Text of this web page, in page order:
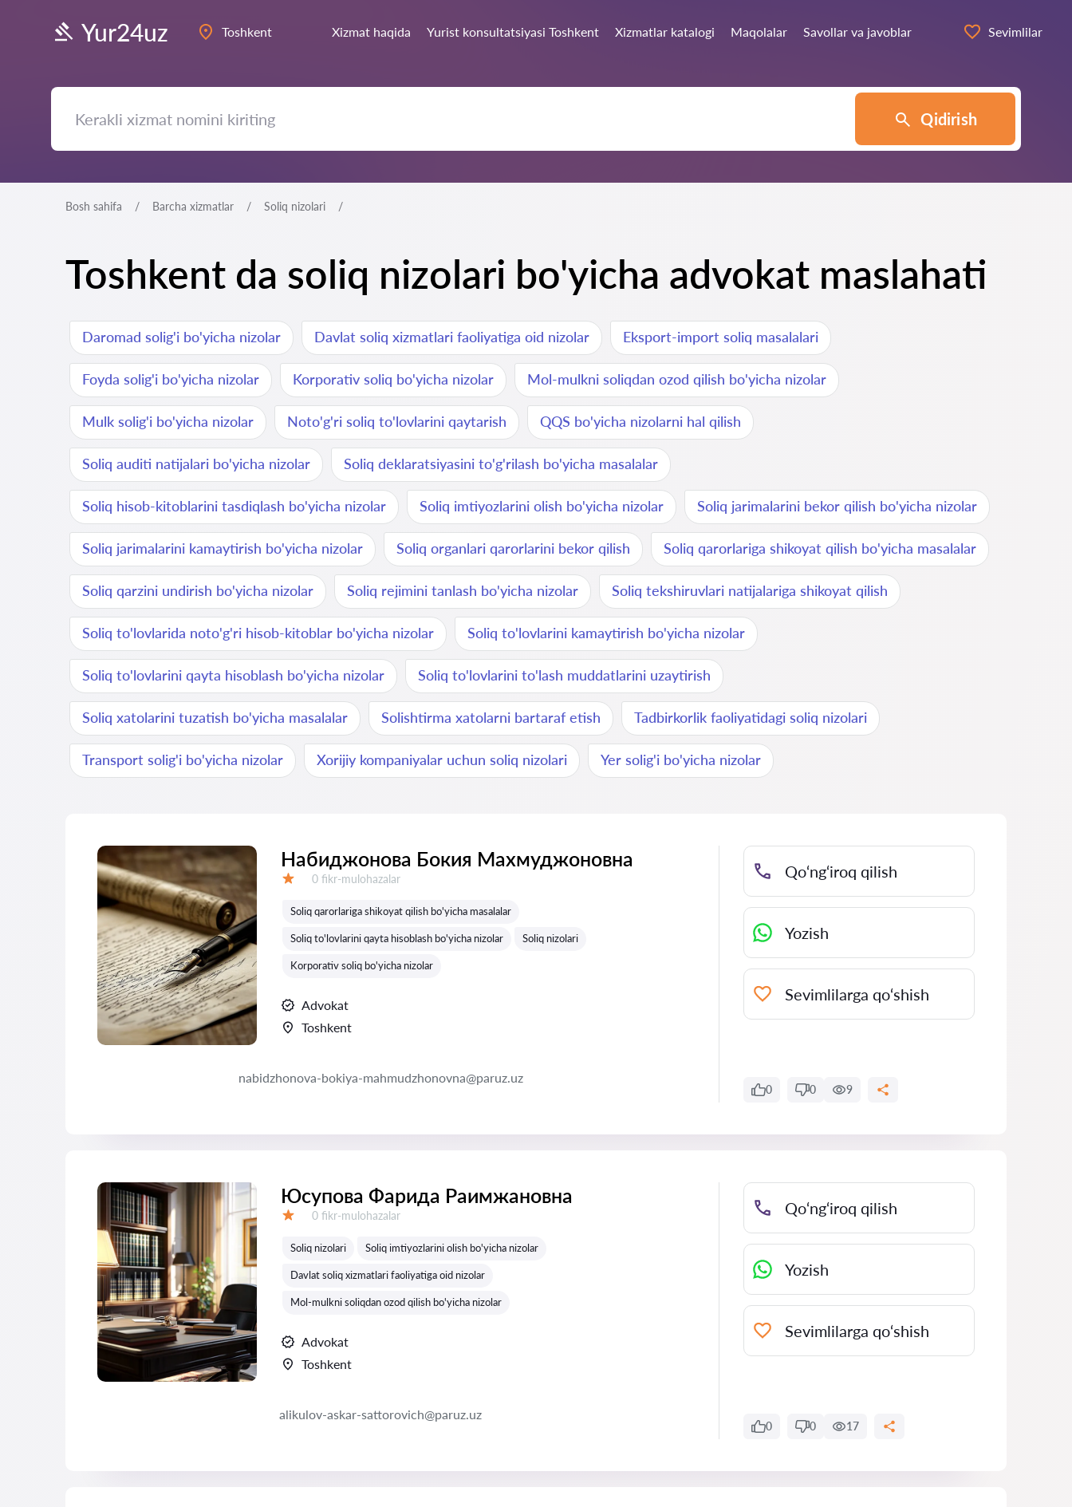
Yur24uz Toshkent Xizmat haqida Yurist konsultatsiyasi Toshkent Xizmatlar katalogi Maqolalar Savollar va javoblar Sevimlilar
Qidirish
Bosh sahifa Barcha xizmatlar Soliq nizolari
Toshkent da soliq nizolari bo'yicha advokat maslahati
Daromad solig'i bo'yicha nizolar Davlat soliq xizmatlari faoliyatiga oid nizolar Eksport-import soliq masalalari
Foyda solig'i bo'yicha nizolar Korporativ soliq bo'yicha nizolar Mol-mulkni soliqdan ozod qilish bo'yicha nizolar
Mulk solig'i bo'yicha nizolar Noto'g'ri soliq to'lovlarini qaytarish QQS bo'yicha nizolarni hal qilish
Soliq auditi natijalari bo'yicha nizolar Soliq deklaratsiyasini to'g'rilash bo'yicha masalalar
Soliq hisob-kitoblarini tasdiqlash bo'yicha nizolar Soliq imtiyozlarini olish bo'yicha nizolar Soliq jarimalarini bekor qilish bo'yicha nizolar
Soliq jarimalarini kamaytirish bo'yicha nizolar Soliq organlari qarorlarini bekor qilish Soliq qarorlariga shikoyat qilish bo'yicha masalalar
Soliq qarzini undirish bo'yicha nizolar Soliq rejimini tanlash bo'yicha nizolar Soliq tekshiruvlari natijalariga shikoyat qilish
Soliq to'lovlarida noto'g'ri hisob-kitoblar bo'yicha nizolar Soliq to'lovlarini kamaytirish bo'yicha nizolar
Soliq to'lovlarini qayta hisoblash bo'yicha nizolar Soliq to'lovlarini to'lash muddatlarini uzaytirish
Soliq xatolarini tuzatish bo'yicha masalalar Solishtirma xatolarni bartaraf etish Tadbirkorlik faoliyatidagi soliq nizolari
Transport solig'i bo'yicha nizolar Xorijiy kompaniyalar uchun soliq nizolari Yer solig'i bo'yicha nizolar
Набиджонова Бокия Махмуджоновна
Fikrlar:
0 fikr-mulohazalar
Soliq qarorlariga shikoyat qilish bo'yicha masalalar
Soliq to'lovlarini qayta hisoblash bo'yicha nizolar Soliq nizolari
Korporativ soliq bo'yicha nizolar
Advokat
Toshkent
nabidzhonova-bokiya-mahmudzhonovna@paruz.uz
Qo‘ng‘iroq qilish
Yozish
Sevimlilarga qo‘shish
0 0 9
Юсупова Фарида Раимжановна
Fikrlar:
0 fikr-mulohazalar
Soliq nizolari Soliq imtiyozlarini olish bo'yicha nizolar
Davlat soliq xizmatlari faoliyatiga oid nizolar
Mol-mulkni soliqdan ozod qilish bo'yicha nizolar
Advokat
Toshkent
alikulov-askar-sattorovich@paruz.uz
Qo‘ng‘iroq qilish
Yozish
Sevimlilarga qo‘shish
0 0 17